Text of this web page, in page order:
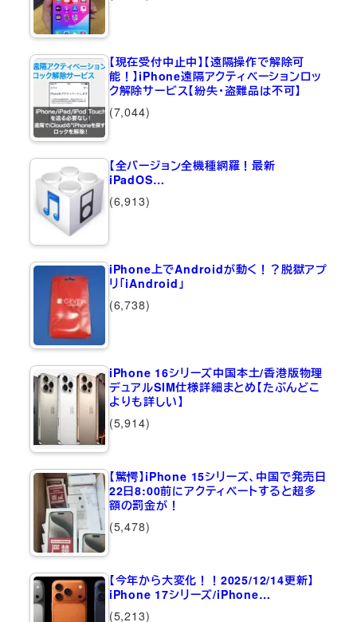
【現在受付中止中】【遠隔操作で解除可
能！】iPhone遠隔アクティベーションロッ
ク解除サービス【紛失・盗難品は不可】
(7,044)
【全バージョン全機種網羅！最新
iPadOS…
(6,913)
iPhone上でAndroidが動く！？脱獄アプ
リ「iAndroid」
(6,738)
iPhone 16シリーズ中国本土/香港版物理
デュアルSIM仕様詳細まとめ【たぶんどこ
よりも詳しい】
(5,914)
【驚愕】iPhone 15シリーズ、中国で発売日
22日8:00前にアクティベートすると超多
額の罰金が！
(5,478)
【今年から大変化！！2025/12/14更新】
iPhone 17シリーズ/iPhone…
(5,213)